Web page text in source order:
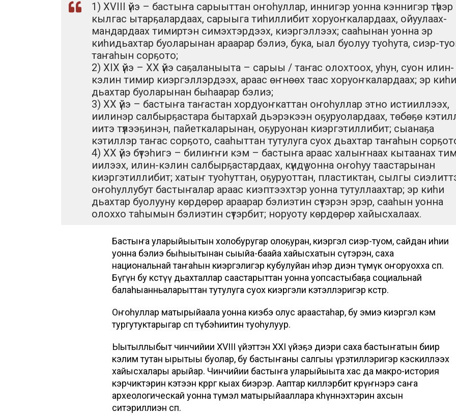
1) XVIII үйэ – бастыҥа сарыыттан оҥоһуллар, иннигэр уонна кэннигэр түһэр
кылгас ытарҕалардаах, сарыыга тиһиллибит хоруоҥкалардаах, ойуулаах-
мандардаах тимиртэн симэхтэрдээх, киэргэллээх; сааһынан уонна эр
киһидьахтар буоларынан араарар бэлиэ, бука, ыал буолуу туоһута, сиэр-
таҥаһын сорҕото;
2) XIX үйэ – XX үйэ саҕаланыыта – сарыы / таҥас олохтоох, уһун, суон илин-
кэлин тимир киэргэллэрдээх, араас өҥнөөх таас хоруоҥкалардаах; эр киһи
дьахтар буоларынан быһаарар бэлиэ;
3) XX үйэ – бастыҥа таҥастан хордуоҥкаттан оҥоһуллар этно истииллээх,
иилинэр салбырҕастара бытархай дьэрэкээн оҕуруолардаах, төбөҕө
иитэ түүлээҕинэн, пайеткаларынан, оҕуруонан киэргэтиллибит; сыанаҕа
кэтиллэр таҥас сорҕото, сааһыттан тутулуга суох дьахтар таҥаһын
4) XX үйэ бүтэһигэ – билиҥҥи кэм – бастыҥа араас халыҥнаах кытаанах
иилээх, илин-кэлин салбырҕастардаах, күндү уонна оҥоһуу таастарынан
киэргэтиллибит; хатыҥ туоһуттан, оҕуруоттан, пластиктан, сылгы
оҥоһуллубут бастыҥалар араас киэптээхтэр уонна тутуллаахтар; эр киһи
дьахтар буолууну көрдөрөр араарар бэлиэтин сүтэрэн эрэр, сааһын уонна
олоххо таһымын бэлиэтин сүтэрбит; норуоту көрдөрөр хайысхалаах.
Бастыҥа уларыйыытын холобуругар олоҕуран, киэргэл сиэр-туом, сайдан иһии
уонна бэлиэ быһыытынан сыыйа-баайа хайысхатын сүтэрэн, саха
национальнай таҥаһын киэргэлигэр кубулуйан иһэр диэн түмүк оҥоруохха сөп.
Бүгүн бу көстүү дьахталлар саастарыттан уонна уопсастыбаҕа социальнай
балаһыанньаларыттан тутулуга суох киэргэли кэтэллэригэр көстөр.
Оҥоһуллар матырыйаала уонна киэбэ олус араастаһар, бу эмиэ киэргэл кэм
тургутуктарыгар сөп түбэһиитин туоһулуур.
Ыытыллыбыт чинчийии XVIII үйэттэн XXI үйэҕэ диэри саха бастыҥатын биир
кэлим тутан ырытыы буолар, бу бастыҥаны салгыы үөрэтиллэригэр кэскиллээх
хайысхалары арыйар. Чинчийии бастыҥа уларыйыыта хас да макро-история
кэрчиктэрин кэтээн көрөргө кыах биэрэр. Ааптар киллэрбит көрүҥнэрэ саҥа
археологическай уонна түмэл матырыйааллара көһүннэхтэрин ахсын
ситэриллиэн сөп.